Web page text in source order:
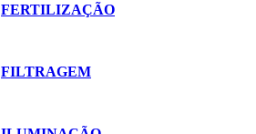
FERTILIZAÇÃO
FILTRAGEM